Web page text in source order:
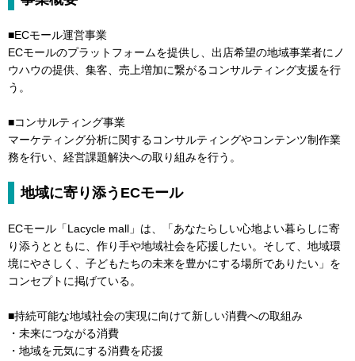
■ECモール運営事業
ECモールのプラットフォームを提供し、出店希望の地域事業者にノ
ウハウの提供、集客、売上増加に繋がるコンサルティング支援を行
う。
■コンサルティング事業
マーケティング分析に関するコンサルティングやコンテンツ制作業
務を行い、経営課題解決への取り組みを行う。
地域に寄り添うECモール
ECモール「Lacycle mall」は、「あなたらしい心地よい暮らしに寄
り添うとともに、作り手や地域社会を応援したい。そして、地域環
境にやさしく、子どもたちの未来を豊かにする場所でありたい」を
コンセプトに掲げている。
■持続可能な地域社会の実現に向けて新しい消費への取組み
・未来につながる消費
・地域を元気にする消費を応援